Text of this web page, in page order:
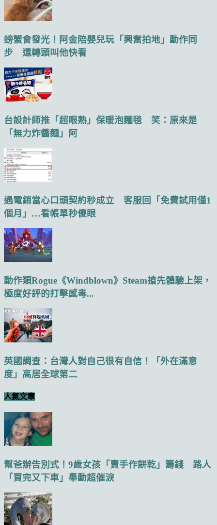
螃蟹會發光！阿金陪嬰兒玩「興奮拍地」動作同
步 還轉頭叫他快看
台設計師推「超眼熟」保暖泡麵毯 笑：原來是
「無力炸醬麵」阿
遇電銷當心口頭契約秒成立 客服回「免費試用僅1
個月」…看帳單秒傻眼
動作類Rogue《Windblown》Steam搶先體驗上架，
極度好評的打擊感毒...
英國調查：台灣人對自己很有自信！「外在滿意
度」高居全球第二
人氣文章
幫爸辦告別式！9歲女孩「賣手作餅乾」籌錢 路人
「買完又下車」舉動超催淚